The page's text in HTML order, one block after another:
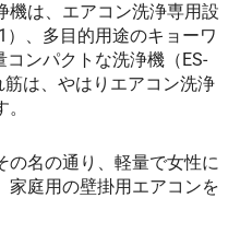
機は、エアコン洗浄専用設
）、多目的用途のキョーワ
ンパクトな洗浄機（ES-
は、やはりエアコン洗浄
の名の通り、軽量で女性に
家庭用の壁掛用エアコンを